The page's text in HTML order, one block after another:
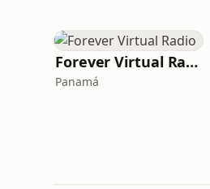
Forever Virtual Radio
Panamá